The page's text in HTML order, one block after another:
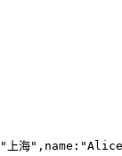
"上海" ,name: